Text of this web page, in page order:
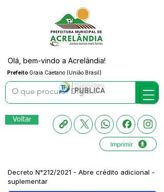
Prefeito Graia Caetano (União Brasil)
Olá, bem-vindo a Acrelândia!
Voltar
Imprimir
Decreto N°212/2021 - Abre crédito adicional -
suplementar